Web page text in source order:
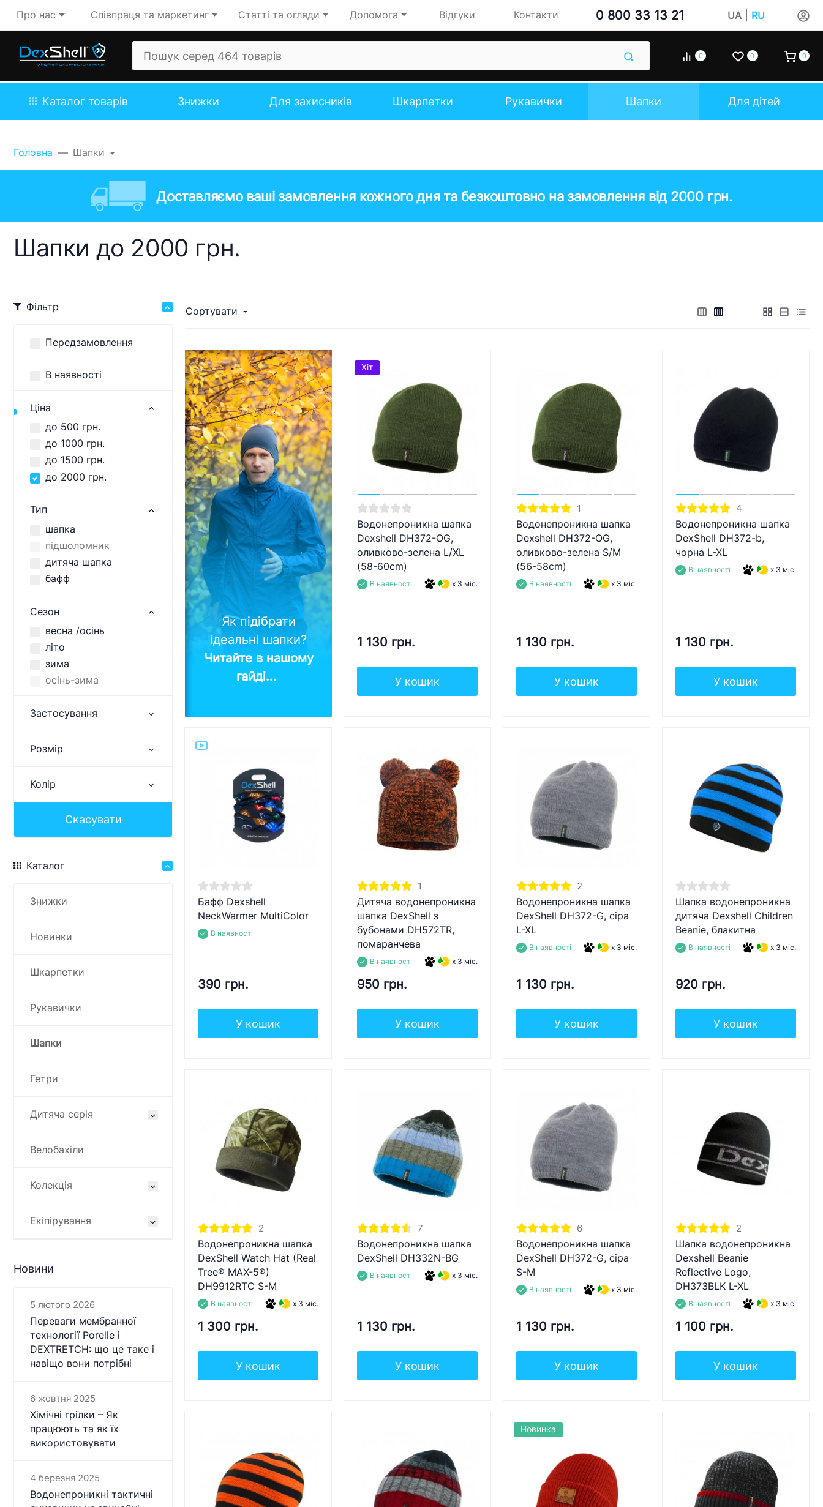
Про нас Співпраця та маркетинг Статті та огляди Допомога Відгуки Контакти 0 800 33 13 21 UA| RU
0 0 0
Каталог товарів Знижки Для захисників Шкарпетки Рукавички Шапки Для дітей
Головна Шапки
Доставляємо ваші замовлення кожного дня та безкоштовно на замовлення від 2000 грн.
Шапки до 2000 грн.
Фільтр
Передзамовлення
В наявності
Ціна
до 500 грн.
до 1000 грн.
до 1500 грн.
до 2000 грн.
Тип
шапка
підшоломник
дитяча шапка
бафф
Сезон
весна /осінь
літо
зима
осінь-зима
Застосування
Розмір
Колір
Скасувати
Каталог
Знижки
Новинки
Шкарпетки
Рукавички
Шапки
Гетри
Дитяча серія
Велобахіли
Колекція
Екіпірування
Новини
5 лютого 2026
Переваги мембранної
технології Porelle і
DEXTRETCH: що це таке і
навіщо вони потрібні
6 жовтня 2025
Хімічні грілки – Як
працюють та як їх
використовувати
4 березня 2025
Водонепроникні тактичні
Сортувати
Як підібрати
ідеальні шапки?
Читайте в нашому
гайді...
Водонепроникна шапка
Dexshell DH372-OG,
оливково-зелена L/XL
(58-60cm)
В наявності x 3 міс.
1 130 грн.
У кошик
Хіт
1
Водонепроникна шапка
Dexshell DH372-OG,
оливково-зелена S/M
(56-58cm)
В наявності x 3 міс.
1 130 грн.
У кошик
4
Водонепроникна шапка
DexShell DH372-b,
чорна L-XL
В наявності x 3 міс.
1 130 грн.
У кошик
Бафф Dexshell
NeckWarmer MultiColor
В наявності
390 грн.
У кошик
1
Дитяча водонепроникна
шапка DexShell з
бубонами DH572TR,
помаранчева
В наявності x 3 міс.
950 грн.
У кошик
2
Водонепроникна шапка
DexShell DH372-G, сіра
L-XL
В наявності x 3 міс.
1 130 грн.
У кошик
Шапка водонепроникна
дитяча Dexshell Children
Beanie, блакитна
В наявності x 3 міс.
920 грн.
У кошик
2
Водонепроникна шапка
DexShell Watch Hat (Real
Tree® MAX-5®)
DH9912RTC S-M
В наявності x 3 міс.
1 300 грн.
У кошик
7
Водонепроникна шапка
DexShell DH332N-BG
В наявності x 3 міс.
1 130 грн.
У кошик
6
Водонепроникна шапка
DexShell DH372-G, сіра
S-M
В наявності x 3 міс.
1 130 грн.
У кошик
2
Шапка водонепроникна
Dexshell Beanie
Reflective Logo,
DH373BLK L-XL
В наявності x 3 міс.
1 100 грн.
У кошик
Новинка